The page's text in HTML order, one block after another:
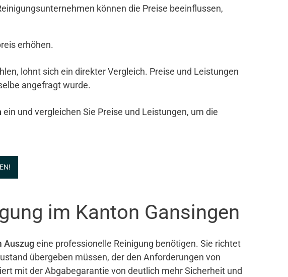
können die Preise beeinflussen,
erhöhen.
lohnt sich ein direkter Vergleich. Preise und Leistungen
angefragt wurde.
ein und vergleichen Sie Preise und Leistungen, um die
im Kanton Gansingen
Auszug eine professionelle Reinigung benötigen. Sie richtet
übergeben müssen, der den Anforderungen von
mit der Abgabegarantie von deutlich mehr Sicherheit und